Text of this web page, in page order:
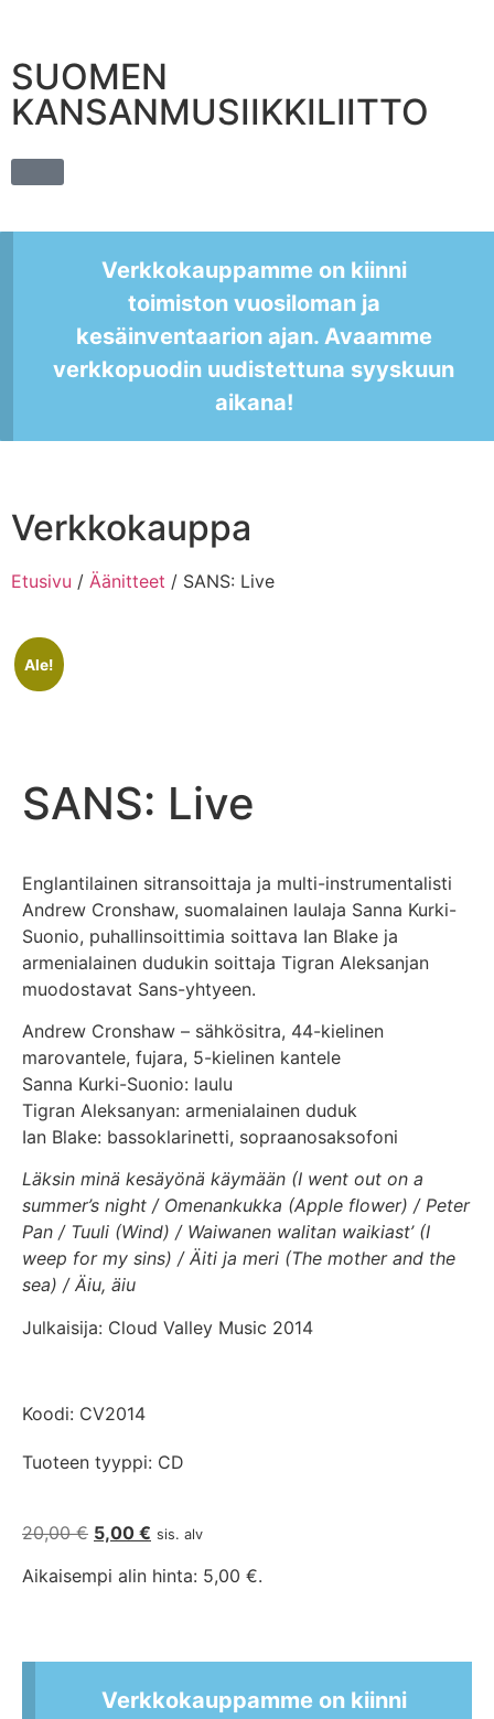
SUOMEN
KANSANMUSIIKKILIITTO
Verkkokauppamme on kiinni
toimiston vuosiloman ja
kesäinventaarion ajan. Avaamme
verkkopuodin uudistettuna syyskuun
aikana!
Verkkokauppa
Etusivu / Äänitteet / SANS: Live
Ale!
SANS: Live
Englantilainen sitransoittaja ja multi-instrumentalisti
Andrew Cronshaw, suomalainen laulaja Sanna Kurki-
Suonio, puhallinsoittimia soittava Ian Blake ja
armenialainen dudukin soittaja Tigran Aleksanjan
muodostavat Sans-yhtyeen.
Andrew Cronshaw – sähkösitra, 44-kielinen
marovantele, fujara, 5-kielinen kantele
Sanna Kurki-Suonio: laulu
Tigran Aleksanyan: armenialainen duduk
Ian Blake: bassoklarinetti, sopraanosaksofoni
Läksin minä kesäyönä käymään (I went out on a
summer’s night / Omenankukka (Apple flower) / Peter
Pan / Tuuli (Wind) / Waiwanen walitan waikiast’ (I
weep for my sins) / Äiti ja meri (The mother and the
sea) / Äiu, äiu
Julkaisija: Cloud Valley Music 2014
Koodi: CV2014
Tuoteen tyyppi: CD
20,00€ 5,00 € sis. alv
Aikaisempi alin hinta: 5,00 €.
Verkkokauppamme on kiinni